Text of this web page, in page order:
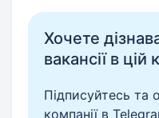
Хочете
вакансії в цій
Підписуйтесь та
компанії в